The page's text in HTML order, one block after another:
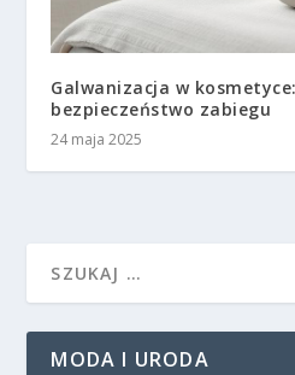
Galwanizacja w
bezpieczeństwo zabiegu
24 maja 2025
MODA I URODA